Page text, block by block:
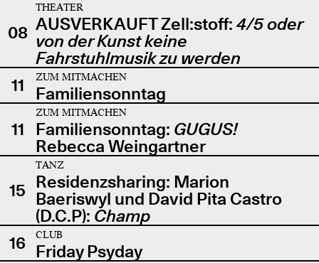
08
THEATER
AUSVERKAUFT Zell:stoff: 4/5 oder
von der Kunst keine
Fahrstuhlmusik zu werden
11
ZUM MITMACHEN
Familiensonntag
11
ZUM MITMACHEN
Familiensonntag: GUGUS!
Rebecca Weingartner
15
TANZ
Residenzsharing: Marion
Baeriswyl und David Pita Castro
(D.C.P): Champ
16
CLUB
Friday Psyday